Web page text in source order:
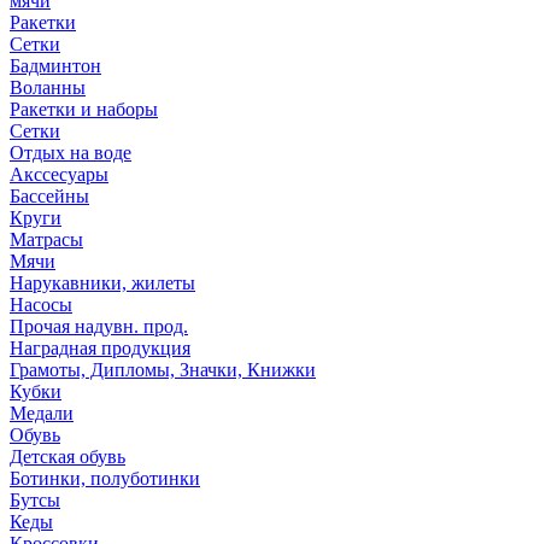
Ракетки
Сетки
Бадминтон
Воланны
Ракетки и наборы
Сетки
Отдых на воде
Акссесуары
Бассейны
Круги
Матрасы
Мячи
Нарукавники, жилеты
Насосы
Прочая надувн. прод.
Наградная продукция
Грамоты, Дипломы, Значки, Книжки
Кубки
Медали
Обувь
Детская обувь
Ботинки, полуботинки
Бутсы
Кеды